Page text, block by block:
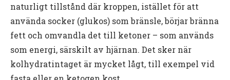
naturligt tillstånd där kroppen, istället för att
använda socker (glukos) som bränsle, börjar bränna
fett och omvandla det till ketoner – som används
som energi, särskilt av hjärnan. Det sker när
kolhydratintaget är mycket lågt, till exempel vid